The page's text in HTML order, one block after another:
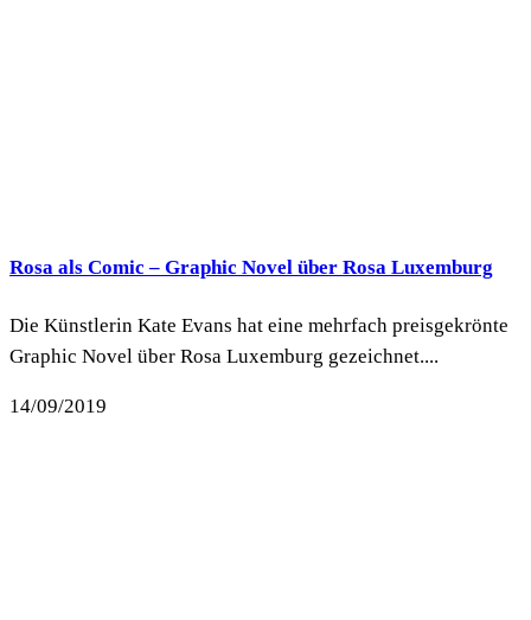
Rosa als Comic – Graphic Novel über Rosa Luxemburg
Die Künstlerin Kate Evans hat eine mehrfach preisgekrönte
Graphic Novel über Rosa Luxemburg gezeichnet....
14/09/2019